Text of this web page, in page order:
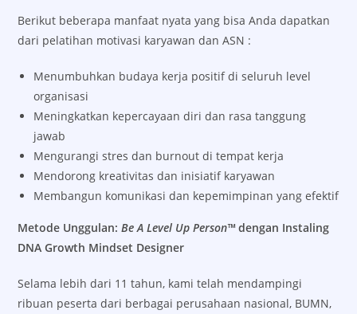
Berikut beberapa manfaat nyata yang bisa Anda dapatkan
dari pelatihan motivasi karyawan dan ASN :
Menumbuhkan budaya kerja positif di seluruh level
organisasi
Meningkatkan kepercayaan diri dan rasa tanggung
jawab
Mengurangi stres dan burnout di tempat kerja
Mendorong kreativitas dan inisiatif karyawan
Membangun komunikasi dan kepemimpinan yang efektif
Metode Unggulan:Be A Level Up Person™ dengan Instaling
DNA Growth Mindset Designer
Selama lebih dari 11 tahun, kami telah mendampingi
ribuan peserta dari berbagai perusahaan nasional, BUMN,